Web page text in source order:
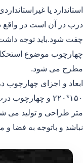
استاندارد یا
درب در آن است در واقع
چفت شود.باید توجه
چهارچوب موضوع
مطرح می شود.
متر طراحی و تولید می
نباشد و باتوجه به فضا